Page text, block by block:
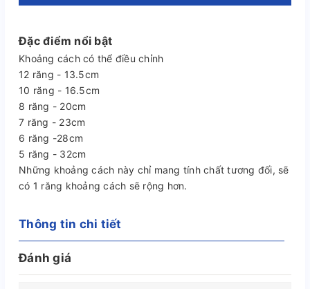
Đặc điểm nổi bật
Khoảng cách có thể điều chỉnh
12 răng - 13.5cm
10 răng - 16.5cm
8 răng - 20cm
7 răng - 23cm
6 răng -28cm
5 răng - 32cm
Những khoảng cách này chỉ mang tính chất tương đối, sẽ
có 1 răng khoảng cách sẽ rộng hơn.
Thông tin chi tiết
Đánh giá